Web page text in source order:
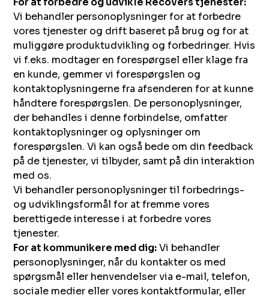
Vi behandler personoplysninger for at forbedre
vores tjenester og drift baseret på brug og for at
muliggøre produktudvikling og forbedringer. Hvis
vi f.eks. modtager en forespørgsel eller klage fra
en kunde, gemmer vi forespørgslen og
kontaktoplysningerne fra afsenderen for at kunne
håndtere forespørgslen. De personoplysninger,
der behandles i denne forbindelse, omfatter
kontaktoplysninger og oplysninger om
forespørgslen. Vi kan også bede om din feedback
på de tjenester, vi tilbyder, samt på din interaktion
med os.
Vi behandler personoplysninger til forbedrings-
og udviklingsformål for at fremme vores
berettigede interesse i at forbedre vores
tjenester.
For at kommunikere med dig:Vi behandler
personoplysninger, når du kontakter os med
spørgsmål eller henvendelser via e-mail, telefon,
sociale medier eller vores kontaktformular, eller